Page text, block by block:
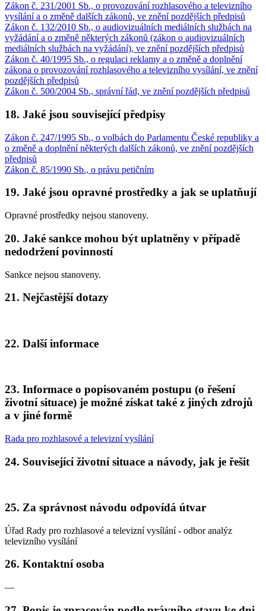
Zákon č. 231/2001 Sb., o provozování rozhlasového a televizního
vysílání a o změně dalších zákonů, ve znění pozdějších předpisů
Zákon č. 132/2010 Sb., o audiovizuálních mediálních službách na
vyžádání a o změně některých zákonů (zákon o audiovizuálních
mediálních službách na vyžádání), ve znění pozdějších předpisů
Zákon č. 40/1995 Sb., o regulaci reklamy a o změně a doplnění
zákona o provozování rozhlasového a televizního vysílání, ve znění
pozdějších předpisů
Zákon č. 500/2004 Sb., správní řád, ve znění pozdějších předpisů
18. Jaké jsou související předpisy
Zákon č. 247/1995 Sb., o volbách do Parlamentu České republiky a
o změně a doplnění některých dalších zákonů, ve znění pozdějších
předpisů
Zákon č. 85/1990 Sb., o právu petičním
19. Jaké jsou opravné prostředky a jak se uplatňují
Opravné prostředky nejsou stanoveny.
20. Jaké sankce mohou být uplatněny v případě
nedodržení povinností
Sankce nejsou stanoveny.
21. Nejčastější dotazy
22. Další informace
23. Informace o popisovaném postupu (o řešení
životní situace) je možné získat také z jiných zdrojů
a v jiné formě
Rada pro rozhlasové a televizní vysílání
24. Související životní situace a návody, jak je řešit
25. Za správnost návodu odpovídá útvar
Úřad Rady pro rozhlasové a televizní vysílání - odbor analýz
televizního vysílání
26. Kontaktní osoba
—